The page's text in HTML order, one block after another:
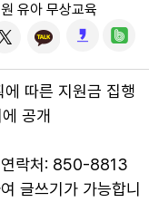
유아 무상교육
따른 지원금 집행
공개
연락처: 850-8813
글쓰기가 가능합니